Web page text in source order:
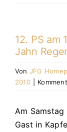
12. PS am
Jahn
Von JFG
2010
Am Samstag
Gast in